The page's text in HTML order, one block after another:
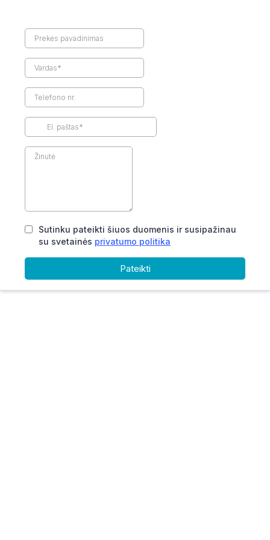
Sutinku pateikti šiuos duomenis ir susipažinau
su svetainės privatumo politika
Pateikti